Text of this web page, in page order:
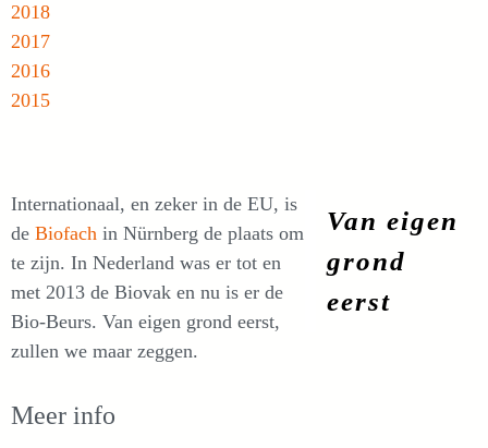
2018
2017
2016
2015
Van eigen
grond
eerst
Internationaal, en zeker in de EU, is
de Biofach in Nürnberg de plaats om
te zijn. In Nederland was er tot en
met 2013 de Biovak en nu is er de
Bio-Beurs. Van eigen grond eerst,
zullen we maar zeggen.
Meer info